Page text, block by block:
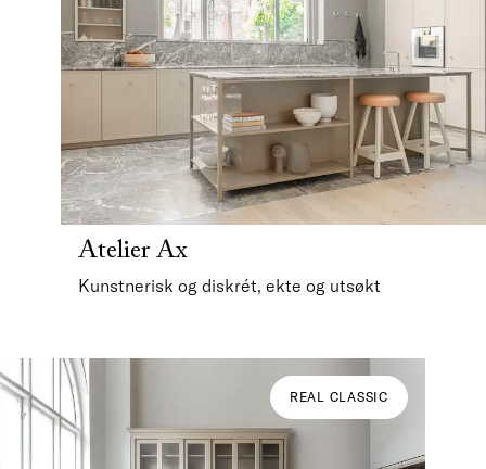
Atelier Ax
Kunstnerisk og diskrét, ekte og utsøkt
REAL CLASSIC